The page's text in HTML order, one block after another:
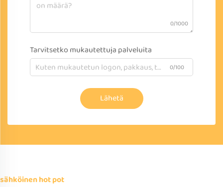
0/1000
Tarvitsetko mukautettuja palveluita
0/100
Lähetä
sähköinen hot pot